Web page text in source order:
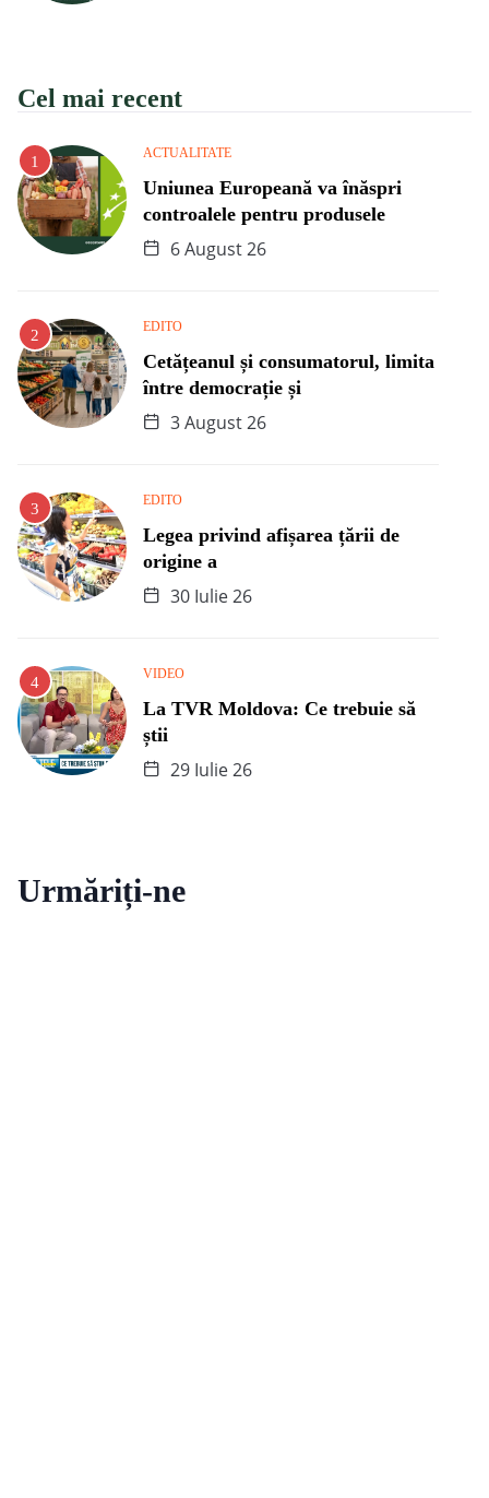
Cel mai recent
ACTUALITATE
Uniunea Europeană va înăspri
controalele pentru produsele
6 August 26
EDITO
Cetățeanul și consumatorul, limita
între democrație și
3 August 26
EDITO
Legea privind afișarea țării de
origine a
30 Iulie 26
VIDEO
La TVR Moldova: Ce trebuie să
știi
29 Iulie 26
Urmăriți-ne